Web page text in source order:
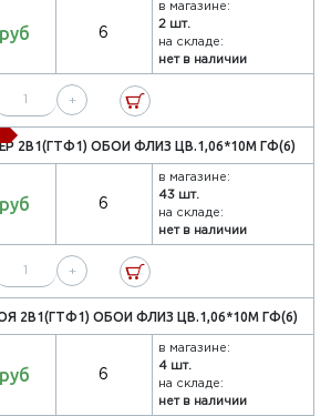
6
в магазине:
2 шт.
на складе:
нет в наличии
+
2В1(ГТФ1) ОБОИ ФЛИЗ ЦВ.1,06*10М ГФ(6)
6
в магазине:
43 шт.
на складе:
нет в наличии
+
2В1(ГТФ1) ОБОИ ФЛИЗ ЦВ.1,06*10М ГФ(6)
6
в магазине:
4 шт.
на складе:
нет в наличии